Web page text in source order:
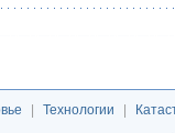
| Технологии |